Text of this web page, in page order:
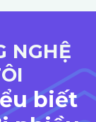
NGHỆ
biết